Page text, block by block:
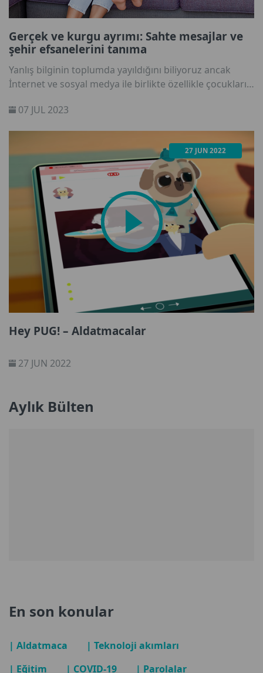
Gerçek ve kurgu ayrımı: Sahte mesajlar ve
şehir efsanelerini tanıma
Yanlış bilginin toplumda yayıldığını biliyoruz ancak
İnternet ve sosyal medya ile birlikte özellikle çocukların
online dünyada siz ve çocuklarınızın karşılaşabileceği
07 JUL 2023
27 JUN 2022
Hey PUG! – Aldatmacalar
27 JUN 2022
Aylık Bülten
En son konular
| Aldatmaca
| Teknoloji akımları
| Eğitim
| COVID-19 | Parolalar